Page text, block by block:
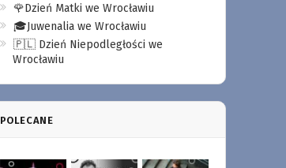
🌹Dzień Matki we Wrocławiu
🎓Juwenalia we Wrocławiu
🇵🇱 Dzień Niepodległości we
Wrocławiu
POLECANE